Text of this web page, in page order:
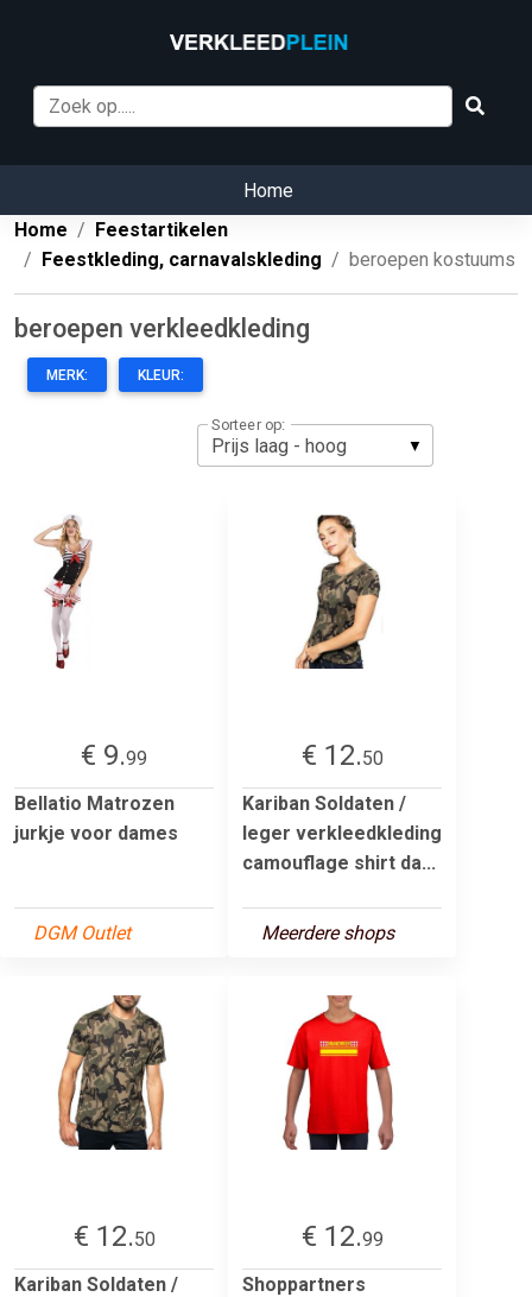
Home
Home
Feestartikelen
Feestkleding, carnavalskleding
beroepen kostuums
beroepen verkleedkleding
MERK: KLEUR:
Sorteer op:
€ 9.99
Bellatio Matrozen
jurkje voor dames
DGM Outlet
€ 12.50
Kariban Soldaten /
leger verkleedkleding
camouflage shirt da...
Meerdere shops
€ 12.50
Kariban Soldaten /
€ 12.99
Shoppartners